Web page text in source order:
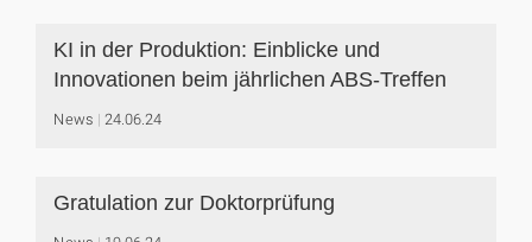
KI in der Produktion: Einblicke und
Innovationen beim jährlichen ABS-Treffen
News 24.06.24
Gratulation zur Doktorprüfung